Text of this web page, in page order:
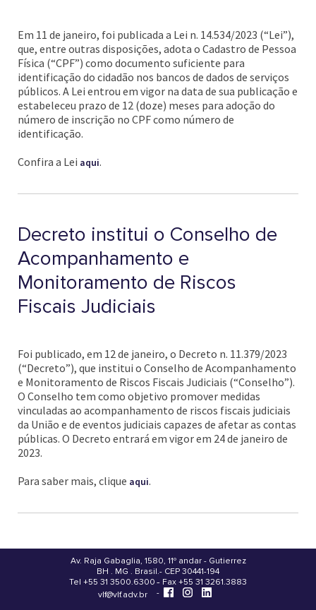
Em 11 de janeiro, foi publicada a Lei n. 14.534/2023 (“Lei”),
que, entre outras disposições, adota o Cadastro de Pessoa
Física (“CPF”) como documento suficiente para
identificação do cidadão nos bancos de dados de serviços
públicos. A Lei entrou em vigor na data de sua publicação e
estabeleceu prazo de 12 (doze) meses para adoção do
número de inscrição no CPF como número de
identificação.
Confira a Lei aqui.
Decreto institui o Conselho de
Acompanhamento e
Monitoramento de Riscos
Fiscais Judiciais
Foi publicado, em 12 de janeiro, o Decreto n. 11.379/2023
(“Decreto”), que institui o Conselho de Acompanhamento
e Monitoramento de Riscos Fiscais Judiciais (“Conselho”).
O Conselho tem como objetivo promover medidas
vinculadas ao acompanhamento de riscos fiscais judiciais
da União e de eventos judiciais capazes de afetar as contas
públicas. O Decreto entrará em vigor em 24 de janeiro de
2023.
Para saber mais, clique aqui.
Av. Raja Gabaglia, 1580, 11º andar - Gutierrez
.
BH . MG . Brasil - CEP 30441-194
-
Tel +55 31 3500.6300 - Fax +55 31 3261.3883
-
vlf@vlf.adv.br